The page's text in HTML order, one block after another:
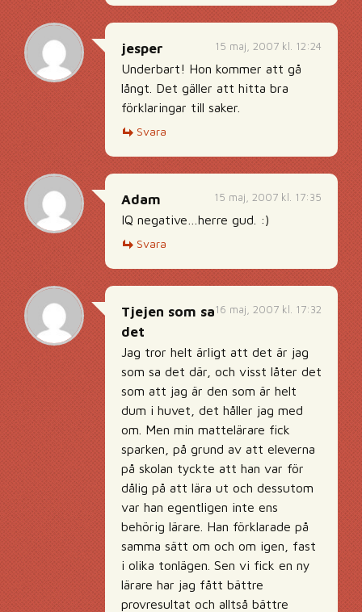
15 maj, 2007 kl. 12:24
jesper
Underbart! Hon kommer att gå
långt. Det gäller att hitta bra
förklaringar till saker.
Svara
15 maj, 2007 kl. 17:35
Adam
IQ negative…herre gud. :)
Svara
16 maj, 2007 kl. 17:32
Tjejen som sa
det
Jag tror helt ärligt att det är jag
som sa det där, och visst låter det
som att jag är den som är helt
dum i huvet, det håller jag med
om. Men min mattelärare fick
sparken, på grund av att eleverna
på skolan tyckte att han var för
dålig på att lära ut och dessutom
var han egentligen inte ens
behörig lärare. Han förklarade på
samma sätt om och om igen, fast
i olika tonlägen. Sen vi fick en ny
lärare har jag fått bättre
provresultat och alltså bättre